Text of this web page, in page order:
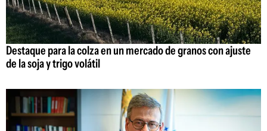
Destaque para la colza en un mercado de granos con ajuste
de la soja y trigo volátil